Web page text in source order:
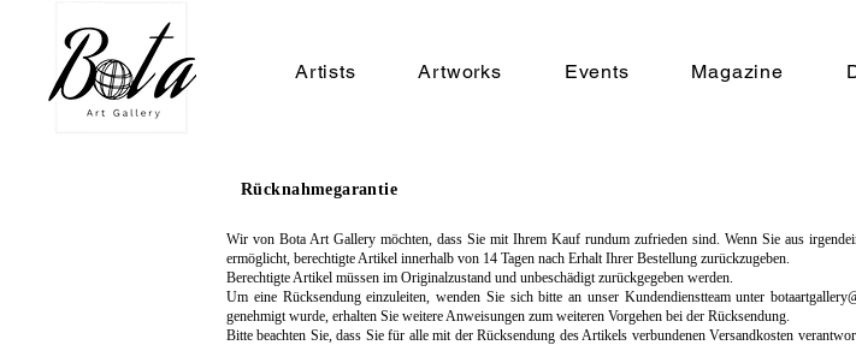
Artists Artworks Events Magazine
Rücknahmegarantie
Wir von Bota Art Gallery möchten, dass Sie mit Ihrem Kauf rundum zufrieden sind. Wenn Sie aus
ermöglicht, berechtigte Artikel innerhalb von 14 Tagen nach Erhalt Ihrer Bestellung zurückzugeben.
Berechtigte Artikel müssen im Originalzustand und unbeschädigt zurückgegeben werden.
Um eine Rücksendung einzuleiten, wenden Sie sich bitte an unser Kundendienstteam unter
genehmigt wurde, erhalten Sie weitere Anweisungen zum weiteren Vorgehen bei der Rücksendung.
Bitte beachten Sie, dass Sie für alle mit der Rücksendung des Artikels verbundenen Versandkosten